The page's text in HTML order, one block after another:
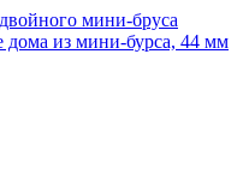
мини-бруса
из мини-бурса, 44 мм